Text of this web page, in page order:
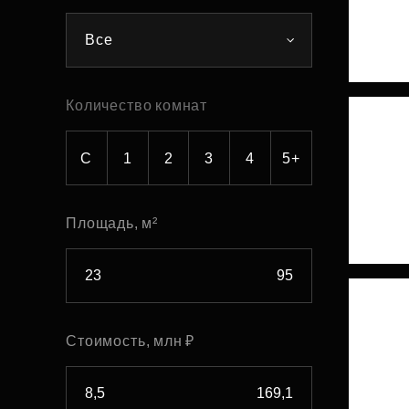
Все
Количество комнат
С 1 2 3 4 5+
Площадь, м²
Стоимость, млн ₽